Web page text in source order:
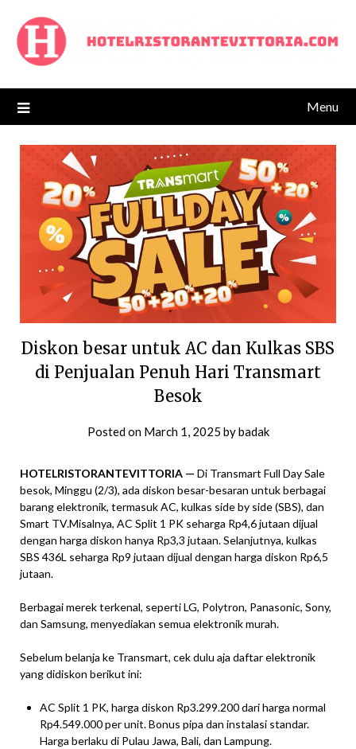
content
Menu
Diskon besar untuk AC dan Kulkas SBS
di Penjualan Penuh Hari Transmart
Besok
Posted on March 1, 2025 bybadak
HOTELRISTORANTEVITTORIA — Di Transmart Full Day Sale
besok, Minggu (2/3), ada diskon besar-besaran untuk berbagai
barang elektronik, termasuk AC, kulkas side by side (SBS), dan
Smart TV.Misalnya, AC Split 1 PK seharga Rp4,6 jutaan dijual
dengan harga diskon hanya Rp3,3 jutaan. Selanjutnya, kulkas
SBS 436L seharga Rp9 jutaan dijual dengan harga diskon Rp6,5
jutaan.
Berbagai merek terkenal, seperti LG, Polytron, Panasonic, Sony,
dan Samsung, menyediakan semua elektronik murah.
Sebelum belanja ke Transmart, cek dulu aja daftar elektronik
yang didiskon berikut ini:
AC Split 1 PK, harga diskon Rp3.299.200 dari harga normal
Rp4.549.000 per unit. Bonus pipa dan instalasi standar.
Harga berlaku di Pulau Jawa, Bali, dan Lampung.